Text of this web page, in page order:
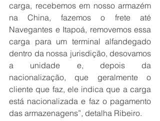
carga, recebemos em nosso armazém
na China, fazemos o frete até
Navegantes e Itapoá, removemos essa
carga para um terminal alfandegado
dentro da nossa jurisdição, desovamos
a unidade e, depois da
nacionalização, que geralmente o
cliente que faz, ele indica que a carga
está nacionalizada e faz o pagamento
das armazenagens”, detalha Ribeiro.